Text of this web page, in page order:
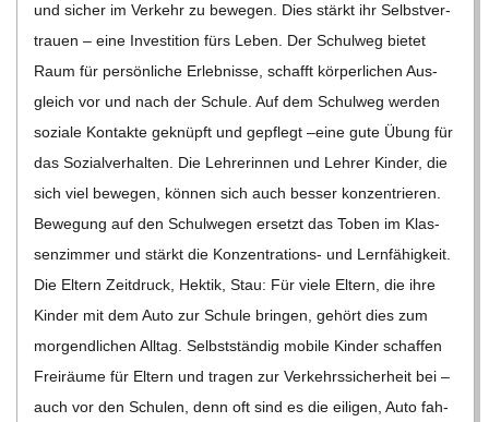
und sicher im Ver­kehr zu bewe­gen. Dies stärkt ihr Selbst­ver­
trauen – eine Inves­ti­tion fürs Leben. Der Schul­weg bie­tet
Raum für per­sön­li­che Erleb­nisse, schafft kör­per­li­chen Aus­
gleich vor und nach der Schule. Auf dem Schul­weg wer­den
soziale Kon­takte geknüpft und gepflegt –eine gute Übung für
das Sozi­al­ver­hal­ten. Die Leh­re­rin­nen und Leh­rer Kin­der, die
sich viel bewe­gen, kön­nen sich auch bes­ser kon­zen­trie­ren.
Bewe­gung auf den Schul­we­gen ersetzt das Toben im Klas­
sen­zim­mer und stärkt die Kon­­­zen­­tra­­ti­ons- und Lern­fä­hig­keit.
Die Eltern Zeit­druck, Hek­tik, Stau: Für viele Eltern, die ihre
Kin­der mit dem Auto zur Schule brin­gen, gehört dies zum
mor­gend­li­chen All­tag. Selbst­stän­dig mobile Kin­der schaf­fen
Frei­räume für Eltern und tra­gen zur Ver­kehrs­si­cher­heit bei –
auch vor den Schu­len, denn oft sind es die eili­gen, Auto fah­